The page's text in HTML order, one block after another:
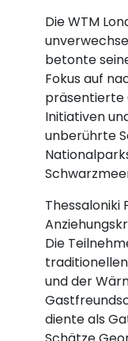
Die WTM
betonte
Fokus auf
präsentierte
Initiativen
unberührte
Thessaloniki
Die
und der
diente als